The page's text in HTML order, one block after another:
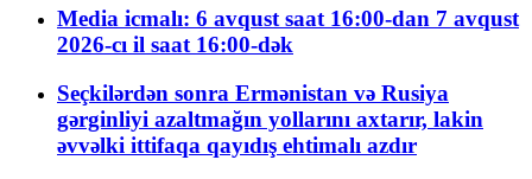
Media icmalı: 6 avqust saat 16:00-dan 7 avqust
2026-cı il saat 16:00-dək
Seçkilərdən sonra Ermənistan və Rusiya
gərginliyi azaltmağın yollarını axtarır, lakin
əvvəlki ittifaqa qayıdış ehtimalı azdır